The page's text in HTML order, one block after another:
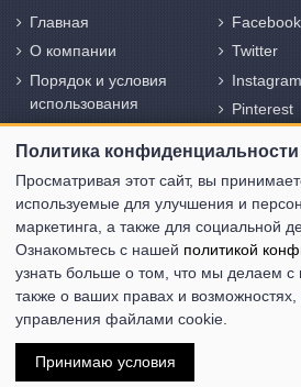
Главная
О компании
Порядок и условия
использования
Политика
конфиденциальности
и политика
использования
файлов cookie
Свяжитесь с нами
Карта сайта
Facebook
Twitter
Instagram
Pinterest
Политика
Просматривая этот сайт, вы
используемые для улучшения и
маркетинга, а также для социальной
Ознакомьтесь с нашей политикой
узнать больше о том, что мы делаем
также о ваших правах и
управления файлами cookie.
Принимаю условия